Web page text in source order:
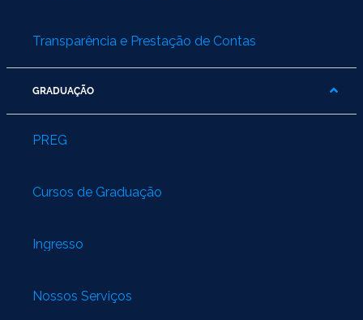
Transparência e Prestação de Contas
GRADUAÇÃO
PREG
Cursos de Graduação
Ingresso
Nossos Serviços